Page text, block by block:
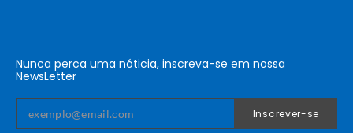
Nunca perca uma nóticia, inscreva-se em nossa
NewsLetter
Inscrever-se